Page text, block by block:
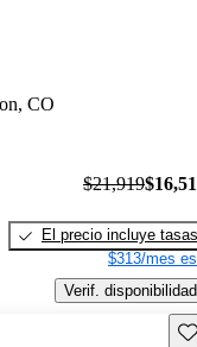
CO
$21,919
El precio incluye tasas
$313/mes
Verif. disponibilidad